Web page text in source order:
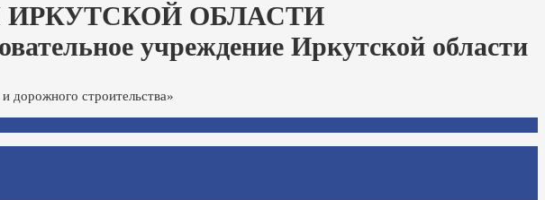
ОБЛАСТИ
учреждение Иркутской области
дорожного строительства»